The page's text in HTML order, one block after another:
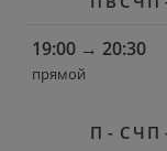
19:00 → 20:30
прямой
П - С Ч П